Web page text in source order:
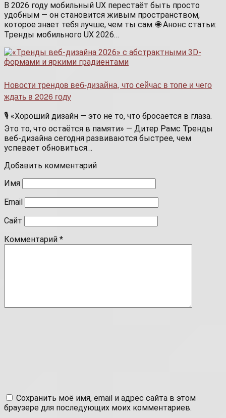
В 2026 году мобильный UX перестаёт быть просто
удобным — он становится живым пространством,
которое знает тебя лучше, чем ты сам. 🌐 Анонс статьи:
Тренды мобильного UX 2026…
Новости трендов веб-дизайна, что сейчас в топе и чего
ждать в 2026 году
🎙️ «Хороший дизайн — это не то, что бросается в глаза.
Это то, что остаётся в памяти» — Дитер Рамс Тренды
веб-дизайна сегодня развиваются быстрее, чем
успевает обновиться…
Добавить комментарий
Имя
Email
Сайт
Комментарий *
Сохранить моё имя, email и адрес сайта в этом
браузере для последующих моих комментариев.